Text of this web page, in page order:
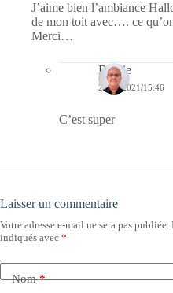
J’aime bien l’ambiance
de mon toit avec…. ce
Merci…
Bernie
21/10/2021/15:46
C’est super
Laisser un commentaire
Votre adresse e-mail ne sera pas publiée.
indiqués avec *
Nom*